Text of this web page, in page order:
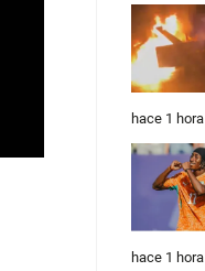
hace 1 hora
hace 1 hora